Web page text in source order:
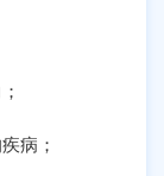
病；